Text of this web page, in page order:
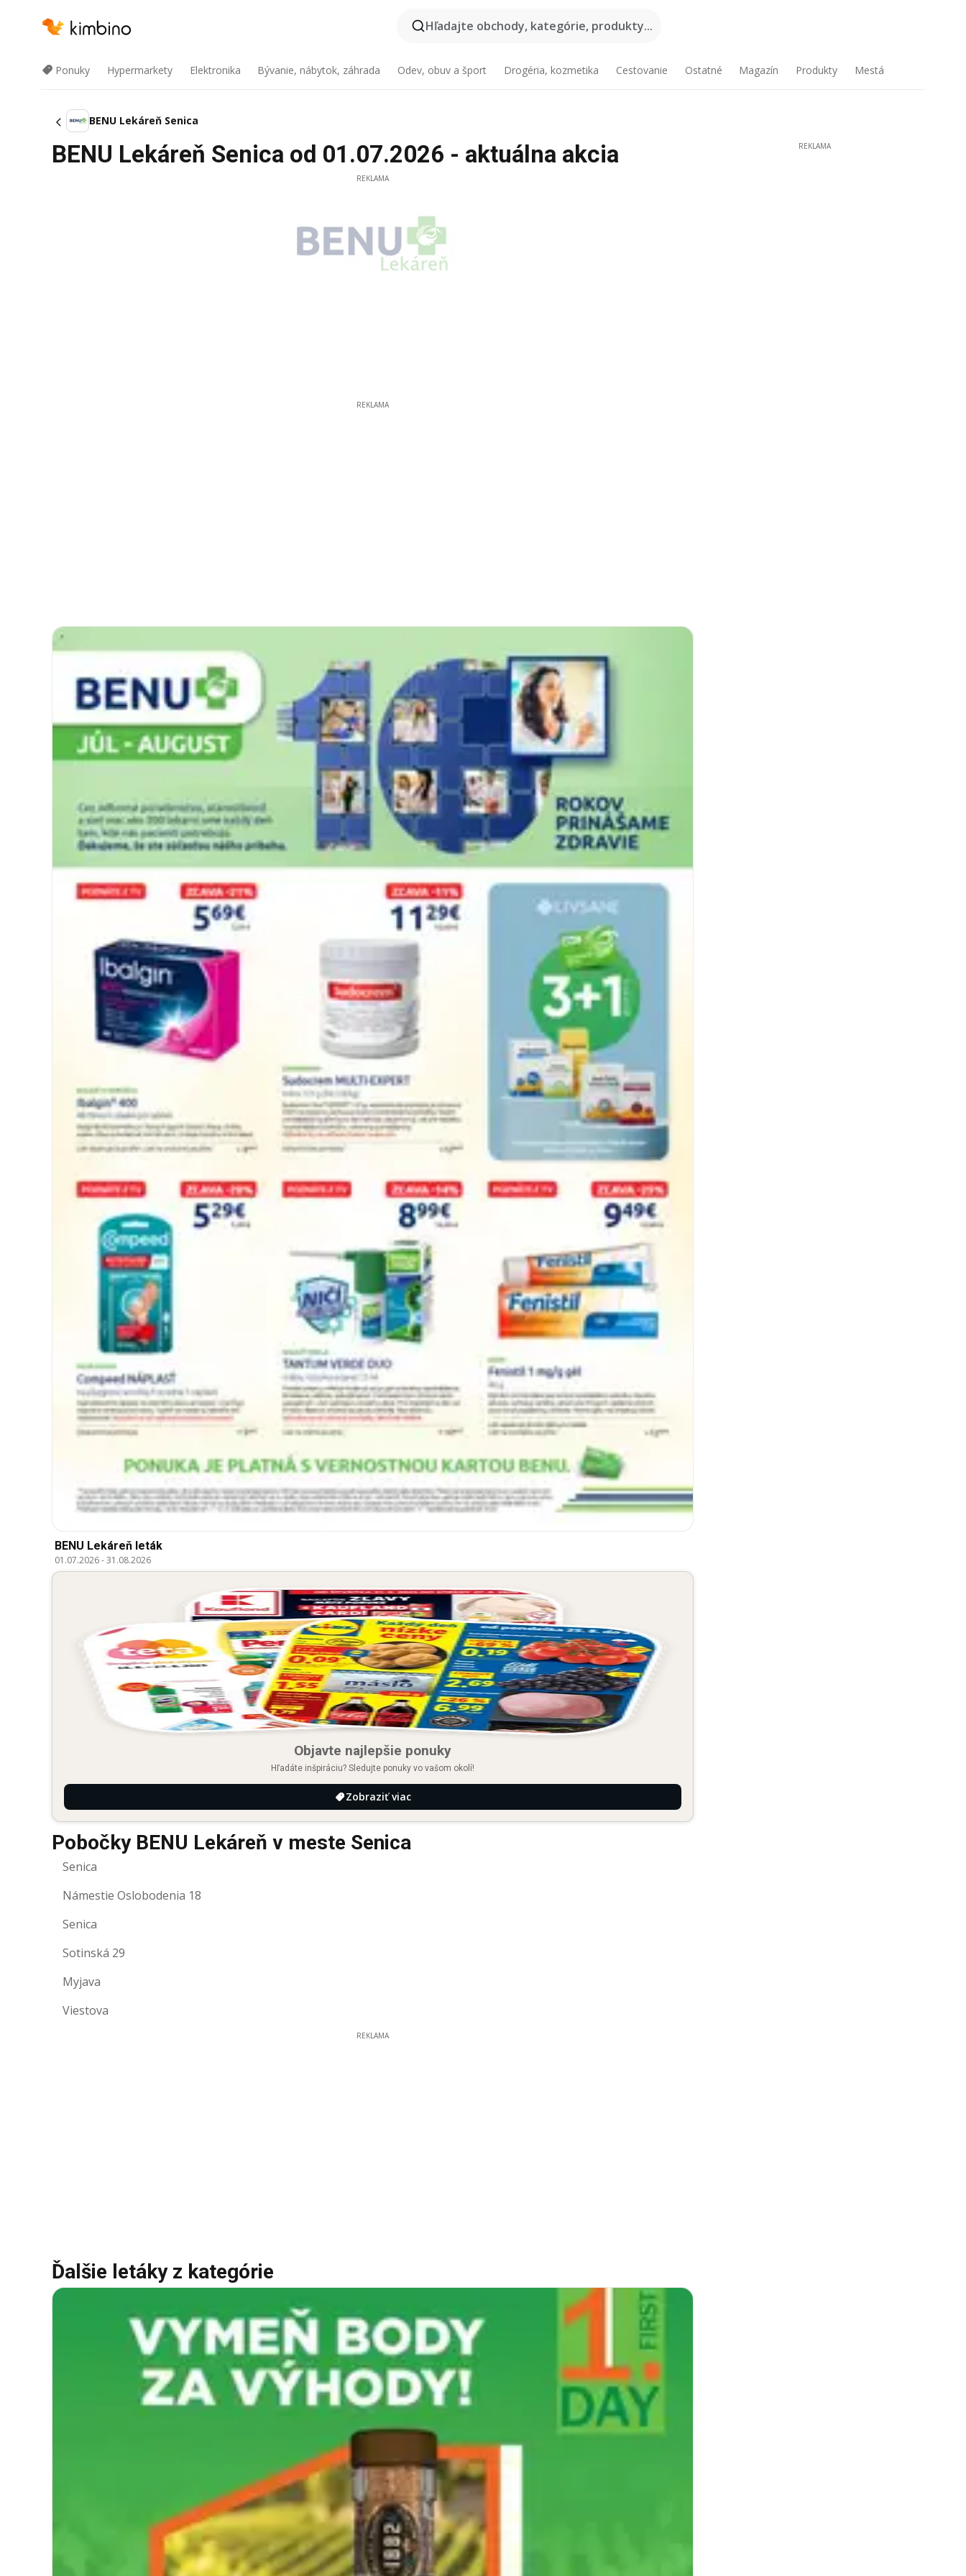
Hľadajte obchody, kategórie, produkty...
Ponuky Hypermarkety Elektronika Bývanie, nábytok, záhrada Odev, obuv a šport Drogéria, kozmetika Cestovanie Ostatné Magazín Produkty Mestá
BENU Lekáreň Senica
BENU Lekáreň Senica od 01.07.2026 - aktuálna akcia
REKLAMA
REKLAMA
BENU Lekáreň leták
01.07.2026-31.08.2026
Objavte najlepšie ponuky
Hľadáte inšpiráciu? Sledujte ponuky vo vašom okolí!
Zobraziť viac
Pobočky BENU Lekáreň v meste Senica
Senica
Námestie Oslobodenia 18
Senica
Sotinská 29
Myjava
Viestova
REKLAMA
Ďalšie letáky z kategórie
REKLAMA